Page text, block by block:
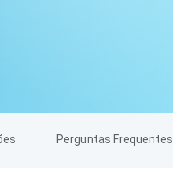
Perguntas Frequentes